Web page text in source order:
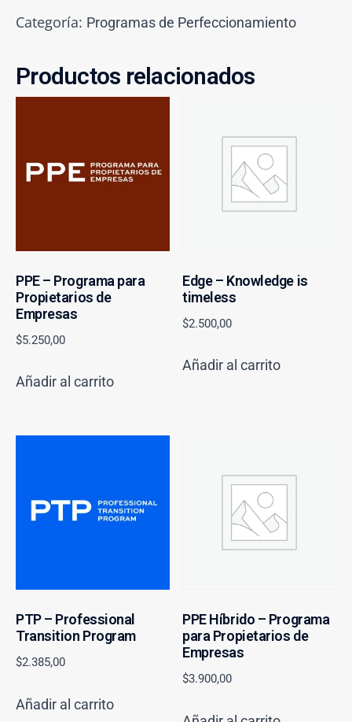
Categoría: Programas de Perfeccionamiento
Productos relacionados
PPE – Programa para
Propietarios de
Empresas
$5.250,00
Añadir al carrito
Edge – Knowledge is
timeless
$2.500,00
Añadir al carrito
PTP – Professional
Transition Program
$2.385,00
Añadir al carrito
PPE Híbrido – Programa
para Propietarios de
Empresas
$3.900,00